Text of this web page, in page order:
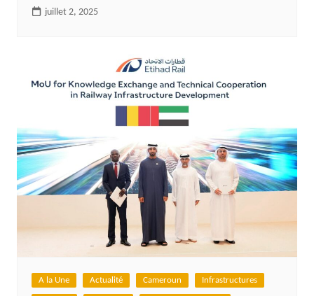
juillet 2, 2025
A la Une Actualité Cameroun Infrastructures